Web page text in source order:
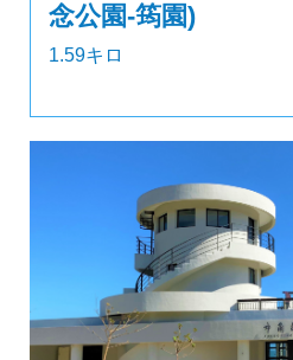
念公園-筠園)
1.59キロ